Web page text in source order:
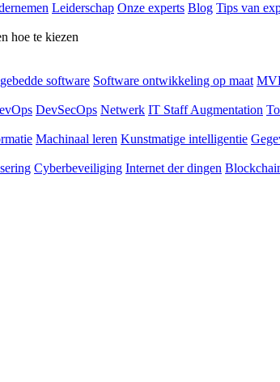
Leiderschap Onze experts Blog Tips van
hoe te kiezen
software Software ontwikkeling op maat
DevSecOps Netwerk IT Staff Augmentation
Machinaal leren Kunstmatige intelligentie
Cyberbeveiliging Internet der dingen